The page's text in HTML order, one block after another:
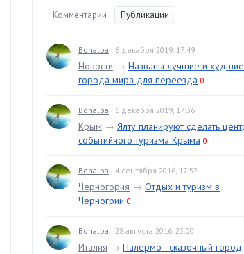
Комментарии Публикации
Bonalba · 6 декабря 2019, 17:49
Новости → Названы лучшие и худшие
города мира для переезда 0
Bonalba · 6 декабря 2019, 17:36
Крым → Ялту планируют сделать
событийного туризма Крыма 0
Bonalba · 4 сентября 2016, 17:52
Черногория → Отдых и туризм в
Черногрии 0
Bonalba · 28 августа 2016, 23:00
Италия → Палермо - сказочный город